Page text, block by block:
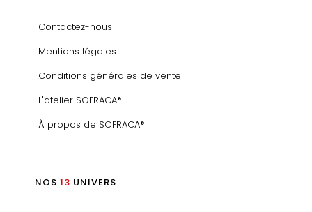
Contactez-nous
Mentions légales
Conditions générales de vente
L'atelier SOFRACA®
À propos de SOFRACA®
NOS 13 UNIVERS